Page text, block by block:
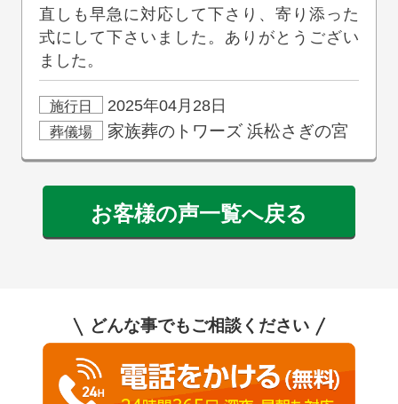
施行日 2025年04月28日
直しも早急に対応して下さり、寄り添った
式にして下さいました。ありがとうござい
ました。
葬儀場 家族葬のトワーズ 浜松さぎの宮
お客様の声一覧へ戻る
どんな事でもご相談ください